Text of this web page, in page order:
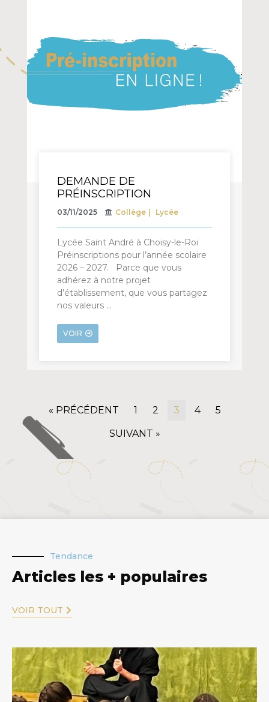
DEMANDE DE
PRÉINSCRIPTION
03/11/2025 Collège Lycée
Lycée Saint André à Choisy-le-Roi
Préinscriptions pour l’année scolaire
2026 – 2027. Parce que vous
adhérez à notre projet
d’établissement, que vous partagez
nos valeurs …
VOIR
« PRÉCÉDENT 1 2 3 4 5
SUIVANT »
Tendance
Articles les + populaires
VOIR TOUT